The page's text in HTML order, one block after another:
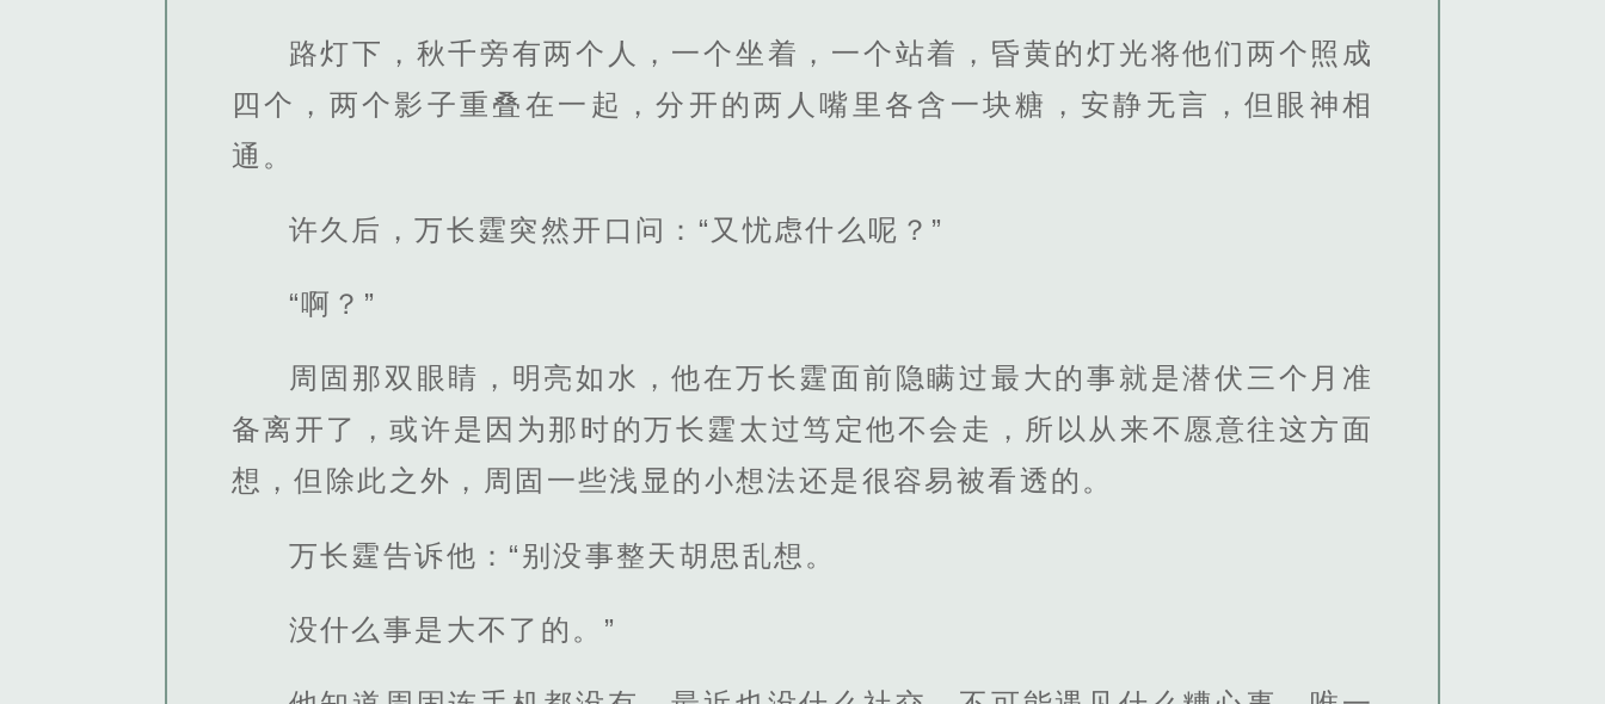
路灯下，秋千旁有两个人，一个坐着，一个站着，昏黄的灯光将他们两个照成
四个，两个影子重叠在一起，分开的两人嘴里各含一块糖，安静无言，但眼神相
通。
许久后，万长霆突然开口问：“又忧虑什么呢？”
“啊？”
周固那双眼睛，明亮如水，他在万长霆面前隐瞒过最大的事就是潜伏三个月准
备离开了，或许是因为那时的万长霆太过笃定他不会走，所以从来不愿意往这方面
想，但除此之外，周固一些浅显的小想法还是很容易被看透的。
万长霆告诉他：“别没事整天胡思乱想。
没什么事是大不了的。”